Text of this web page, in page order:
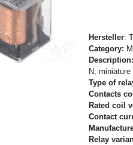
Hersteller:
Category:
Description:
N; miniature
Type of
Contacts
Rated coil
Contact
Relay